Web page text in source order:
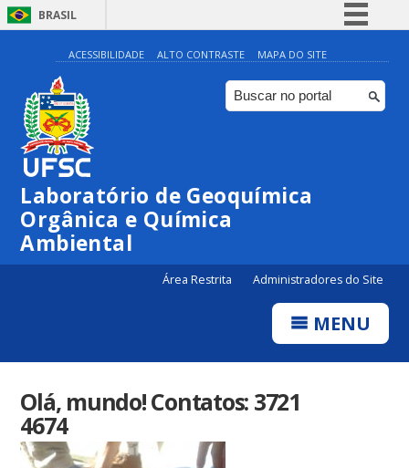
BRASIL
Simplifique!
Comunica BR
Participe
Canais
ACESSIBILIDADE ALTO CONTRASTE MAPA DO SITE
Laboratório de Geoquímica
Orgânica e Química
Ambiental
Área Restrita Administradores do Site
MENU
Olá, mundo! Contatos: 3721
4674